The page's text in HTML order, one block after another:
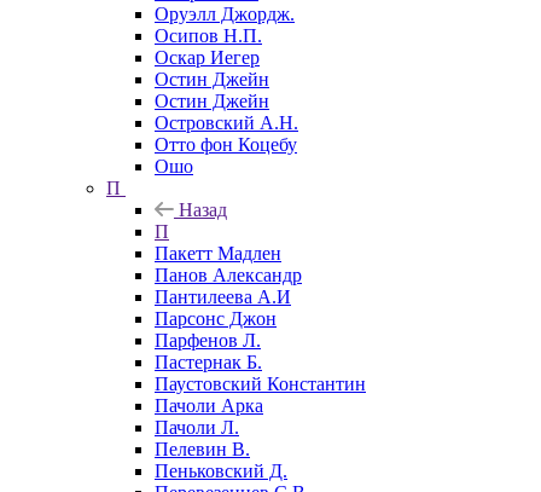
Оруэлл Джордж.
Осипов Н.П.
Оскар Иегер
Остин Джейн
Остин Джейн
Островский А.Н.
Отто фон Коцебу
Ошо
П
Назад
П
Пакетт Мадлен
Панов Александр
Пантилеева А.И
Парсонс Джон
Парфенов Л.
Пастернак Б.
Паустовский Константин
Пачоли Арка
Пачоли Л.
Пелевин В.
Пеньковский Д.